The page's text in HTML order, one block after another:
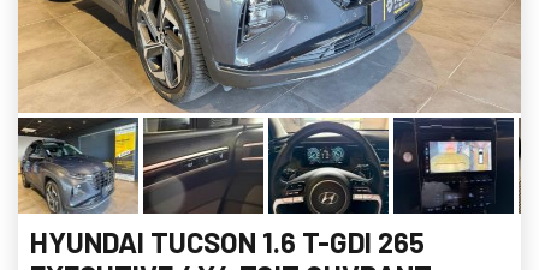
HYUNDAI TUCSON 1.6 T-GDI 265